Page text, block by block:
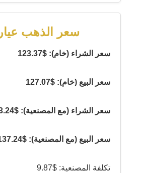
سعر الذهب عيار 18
سعر الشراء (خام): $123.37
سعر البيع (خام): $127.07
سعر الشراء (مع المصنعية): $133.24
سعر البيع (مع المصنعية): $137.24
تكلفة المصنعية: $9.87